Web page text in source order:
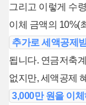
그리고 이렇게 수
이체 금액의 10%(
추가로 세액공제
됩니다. 연금저축
없지만, 세액공제
3,000만 원을 이